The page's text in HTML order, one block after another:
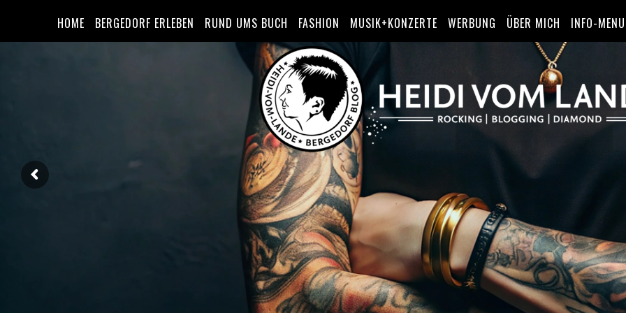
HOME BERGEDORF ERLEBEN RUND UMS BUCH FASHION MUSIK+KONZERTE WERBUNG ÜBER MICH INFO-